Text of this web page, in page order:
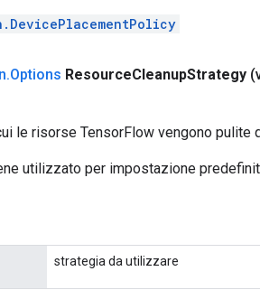
.Options ResourceCleanupStrategy
le risorse TensorFlow vengono pulite
utilizzato per impostazione
strategia da utilizzare